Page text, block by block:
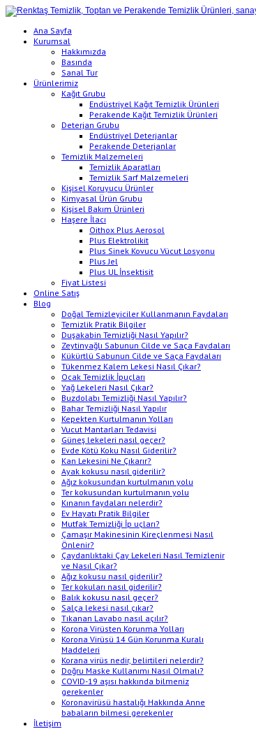
Ana Sayfa
Kurumsal
Hakkımızda
Basında
Sanal Tur
Ürünlerimiz
Kağıt Grubu
Endüstriyel Kağıt Temizlik Ürünleri
Perakende Kağıt Temizlik Ürünleri
Deterjan Grubu
Endüstriyel Deterjanlar
Perakende Deterjanlar
Temizlik Malzemeleri
Temizlik Aparatları
Temizlik Sarf Malzemeleri
Kişisel Koruyucu Ürünler
Kimyasal Ürün Grubu
Kişisel Bakım Ürünleri
Haşere İlacı
Oithox Plus Aerosol
Plus Elektrolikit
Plus Sinek Kovucu Vücut Losyonu
Plus Jel
Plus UL İnsektisit
Fiyat Listesi
Online Satış
Blog
Doğal Temizleyiciler Kullanmanın Faydaları
Temizlik Pratik Bilgiler
Duşakabin Temizliği Nasıl Yapılır?
Zeytinyağlı Sabunun Cilde ve Saça Faydaları
Kükürtlü Sabunun Cilde ve Saça Faydaları
Tükenmez Kalem Lekesi Nasıl Çıkar?
Ocak Temizlik İpuçları
Yağ Lekeleri Nasıl Çıkar?
Buzdolabı Temizliği Nasıl Yapılır?
Bahar Temizliği Nasıl Yapılır
Kepekten Kurtulmanın Yolları
Vucut Mantarları Tedavisi
Güneş lekeleri nasıl geçer?
Evde Kötü Koku Nasıl Giderilir?
Kan Lekesini Ne Çıkarır?
Ayak kokusu nasıl giderilir?
Ağız kokusundan kurtulmanın yolu
Ter kokusundan kurtulmanın yolu
Kınanın faydaları nelerdir?
Ev Hayatı Pratik Bilgiler
Mutfak Temizliği İp uçları?
Çamaşır Makinesinin Kireçlenmesi Nasıl
Önlenir?
Çaydanlıktaki Çay Lekeleri Nasıl Temizlenir
ve Nasıl Çıkar?
Ağız kokusu nasıl giderilir?
Ter kokuları nasıl giderilir?
Balık kokusu nasıl geçer?
Salça lekesi nasıl çıkar?
Tıkanan Lavabo nasıl açılır?
Korona Virüsten Korunma Yolları
Korona Virüsü 14 Gün Korunma Kuralı
Maddeleri
Korana virüs nedir, belirtileri nelerdir?
Doğru Maske Kullanımı Nasıl Olmalı?
COVID-19 aşısı hakkında bilmeniz
gerekenler
Koronavirüsü hastalığı Hakkında Anne
babaların bilmesi gerekenler
İletişim